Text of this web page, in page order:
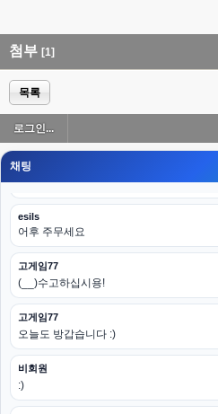
첨부 [1]
목록
로그인...
채팅
아 이제 2로 돌아왔군요
esils
다 펼쳐두면 너무길어서 ..
esils
모바일로 보는데도 좀 불편하더라구요
고게임77
아 ㅋㅋ 내일도 심심하면 들리겠습니다.
esils
어후 주무세요
고게임77
(__)수고하십시용!
고게임77
오늘도 방갑습니다 :)
비회원
:)